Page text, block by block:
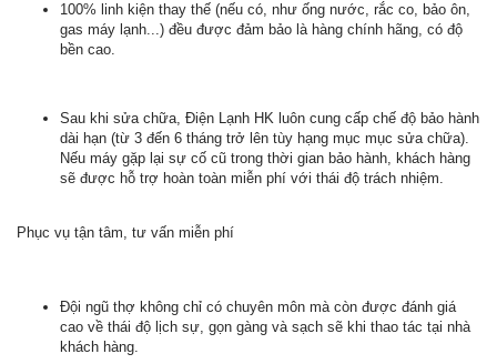
100% linh kiện thay thế (nếu có, như ống nước, rắc co, bảo ôn,
gas máy lạnh...) đều được đảm bảo là hàng chính hãng, có độ
bền cao.
Sau khi sửa chữa, Điện Lạnh HK luôn cung cấp chế độ bảo hành
dài hạn (từ 3 đến 6 tháng trở lên tùy hạng mục mục sửa chữa).
Nếu máy gặp lại sự cố cũ trong thời gian bảo hành, khách hàng
sẽ được hỗ trợ hoàn toàn miễn phí với thái độ trách nhiệm.
Phục vụ tận tâm, tư vấn miễn phí
Đội ngũ thợ không chỉ có chuyên môn mà còn được đánh giá
cao về thái độ lịch sự, gọn gàng và sạch sẽ khi thao tác tại nhà
khách hàng.